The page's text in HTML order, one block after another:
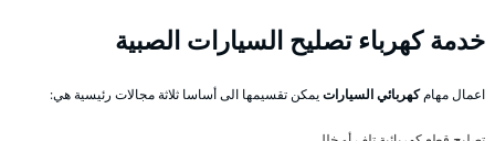
خدمة كهرباء تصليح السيارات الصبية
اعمال مهامكهربائي السياراتيمكن تقسيمها الى أساسا ثلاثة مجالات رئيسية هي: